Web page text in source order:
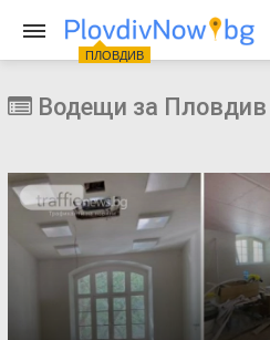
ПЛОВДИВ
Водещи за Пловдив